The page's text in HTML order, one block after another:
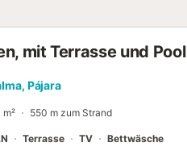
mit Terrasse und Pool
Pájara
m² 550 m zum Strand
Terrasse TV Bettwäsche